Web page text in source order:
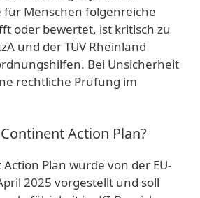
für Menschen folgenreiche
oder bewertet, ist kritisch zu
und der TÜV Rheinland
Bei Unsicherheit
rechtliche Prüfung im
Action Plan?
Plan wurde von der EU-
2025 vorgestellt und soll